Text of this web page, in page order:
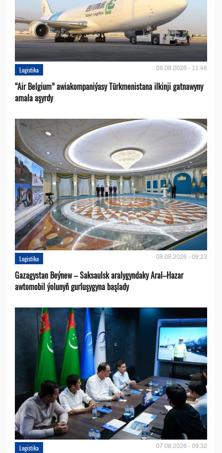
Logistika 08.08.2026 - 11:46
“Air Belgium” awiakompaniýasy Türkmenistana ilkinji gatnawyny
amala aşyrdy
Logistika 08.08.2026 - 09:23
Gazagystan Beýnew – Saksaulsk aralygyndaky Aral–Hazar
awtomobil ýolunyň gurluşygyna başlady
Logistika 07.08.2026 - 09:32